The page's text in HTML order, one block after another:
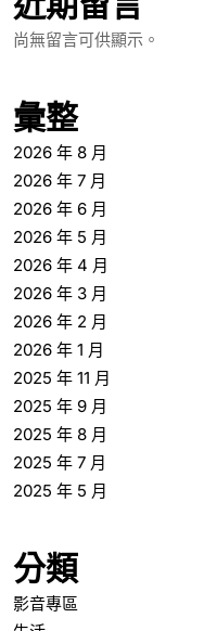
尚無留言可供顯示。
彙整
2026 年 8 月
2026 年 7 月
2026 年 6 月
2026 年 5 月
2026 年 4 月
2026 年 3 月
2026 年 2 月
2026 年 1 月
2025 年 11 月
2025 年 9 月
2025 年 8 月
2025 年 7 月
2025 年 5 月
分類
影音專區